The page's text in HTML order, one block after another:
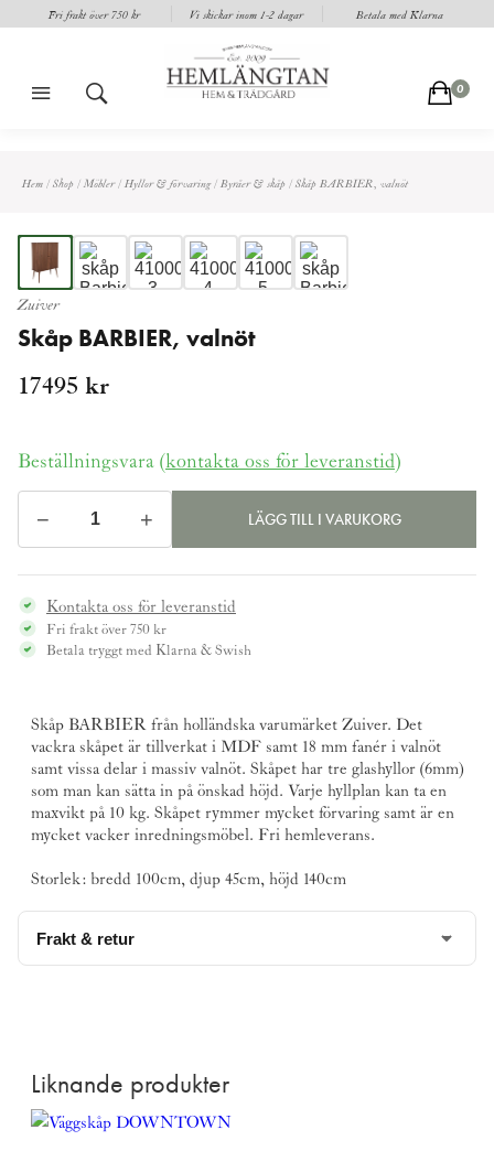
Fri frakt över 750 kr Vi skickar inom 1-2 dagar Betala med Klarna
m s c 0
Hem / Shop / Möbler/ Hyllor & förvaring/ Byråer & skåp / Skåp BARBIER, valnöt
Zuiver
Skåp BARBIER, valnöt
17495 kr
Beställningsvara (kontakta oss för leveranstid)
Skåp
BARBIER,
valnöt
mängd
− + LÄGG TILL I VARUKORG
Kontakta oss för leveranstid
Fri frakt över 750 kr
Betala tryggt med Klarna & Swish
Skåp BARBIER från holländska varumärketZuiver. Det
vackra skåpet är tillverkat i MDF samt 18 mm fanér i valnöt
samt vissa delar i massiv valnöt. Skåpet har tre glashyllor (6mm)
som man kan sätta in på önskad höjd. Varje hyllplan kan ta en
maxvikt på 10 kg. Skåpet rymmer mycket förvaring samt är en
mycket vacker inredningsmöbel. Fri hemleverans.
Storlek: bredd 100cm, djup 45cm, höjd 140cm
Frakt & retur
Läs mer om vår leverans och returpolicy
Liknande produkter